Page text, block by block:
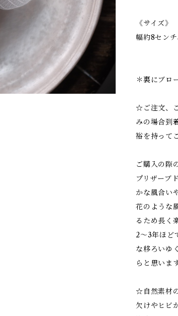
《サイズ》
幅約8セン
＊裏にブロ
☆ご注文、
みの場合到
裕を持って
ご購入の際
プリザーブ
かな風合い
花のような
るため長く
2～3年ほど
な移ろいゆ
らと思いま
☆自然素材
欠けやヒビ